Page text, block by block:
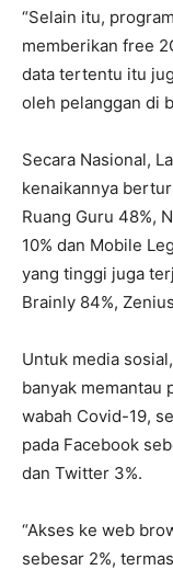
“Selain itu,
memberikan free
data tertentu itu
oleh pelanggan di
Secara Nasional,
kenaikannya
Ruang Guru 48%,
10% dan Mobile
yang tinggi juga
Brainly 84%,
Untuk media
banyak memantau
wabah Covid-19,
pada Facebook
dan Twitter 3%.
“Akses ke web
sebesar 2%,